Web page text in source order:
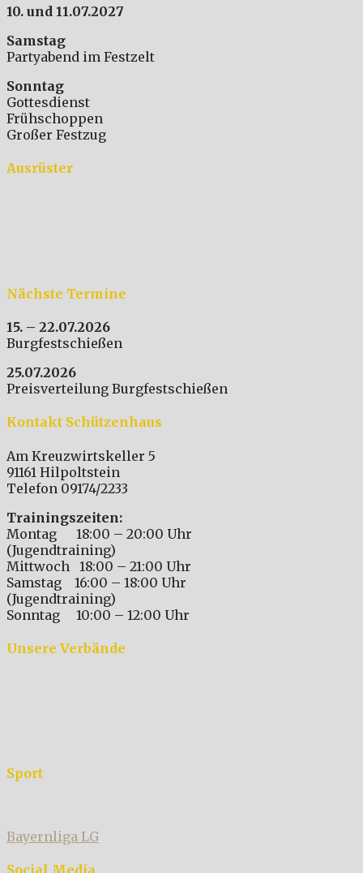
10. und 11.07.2027
Samstag
Partyabend im Festzelt
Sonntag
Gottesdienst
Frühschoppen
Großer Festzug
Ausrüster
Nächste Termine
15. – 22.07.2026
Burgfestschießen
25.07.2026
Preisverteilung Burgfestschießen
Kontakt Schützenhaus
Am Kreuzwirtskeller 5
91161 Hilpoltstein
Telefon 09174/2233
Trainingszeiten:
Montag 18:00 – 20:00 Uhr
(Jugendtraining)
Mittwoch 18:00 – 21:00 Uhr
Samstag 16:00 – 18:00 Uhr
(Jugendtraining)
Sonntag 10:00 – 12:00 Uhr
Unsere Verbände
Sport
Bayernliga LG
Social Media